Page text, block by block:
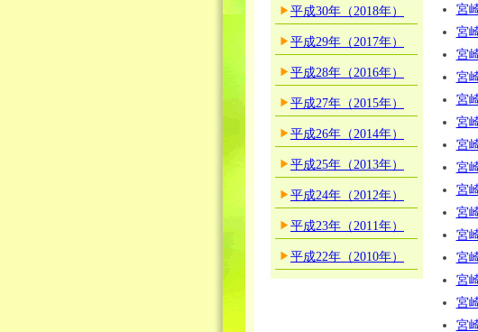
平成30年（2018年）
平成29年（2017年）
平成28年（2016年）
平成27年（2015年）
平成26年（2014年）
平成25年（2013年）
平成24年（2012年）
平成23年（2011年）
平成22年（2010年）
宮
宮
宮
宮
宮
宮
宮
宮
宮
宮
宮
宮
宮
宮
宮